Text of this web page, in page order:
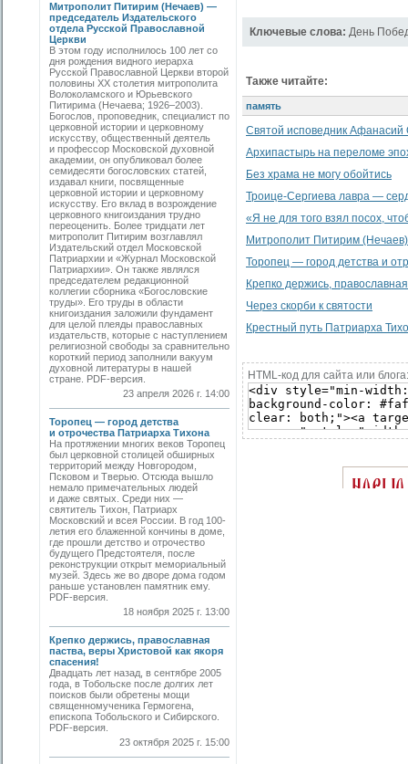
Митрополит Питирим (Нечаев) —
председатель Издательского
отдела Русской Православной
Церкви
В этом году исполнилось 100 лет со
дня рождения видного иерарха
Русской Православной Церкви второй
половины XX столетия митрополита
Волоколамского и Юрьевского
Питирима (Нечаева; 1926–2003).
Богослов, проповедник, специалист по
церковной истории и церковному
искусству, общественный деятель
и профессор Московской духовной
академии, он опубликовал более
семидесяти богословских статей,
издавал книги, посвященные
церковной истории и церковному
искусству. Его вклад в возрождение
церковного книгоиздания трудно
переоценить. Более тридцати лет
митрополит Питирим возглавлял
Издательский отдел Московской
Патриархии и «Журнал Московской
Патриархии». Он также являлся
председателем редакционной
коллегии сборника «Богословские
труды». Его труды в области
книгоиздания заложили фундамент
для целой плеяды православных
издательств, которые с наступлением
религиозной свободы за сравнительно
короткий период заполнили вакуум
духовной литературы в нашей
стране. PDF-версия.
23 апреля 2026 г. 14:00
Торопец — город детства
и отрочества Патриарха Тихона
На протяжении многих веков Торопец
был церковной столицей обширных
территорий между Новгородом,
Псковом и Тверью. Отсюда вышло
немало примечательных людей
и даже святых. Среди них —
святитель Тихон, Патриарх
Московский и всея России. В год 100-
летия его блаженной кончины в доме,
где прошли детство и отрочество
будущего Предстоятеля, после
реконструкции открыт мемориальный
музей. Здесь же во дворе дома годом
раньше установлен памятник ему.
PDF-версия.
18 ноября 2025 г. 13:00
Крепко держись, православная
паства, веры Христовой как якоря
спасения!
Двадцать лет назад, в сентябре 2005
года, в Тобольске после долгих лет
поисков были обретены мощи
священномученика Гермогена,
епископа Тобольского и Сибирского.
PDF-версия.
23 октября 2025 г. 15:00
Ключевые слова: День
Также читайте:
память
Святой исповедник Афанасий
Архипастырь на переломе
Без храма не могу обойтись
Троице-Сергиева лавра —
«Я не для того взял посох,
Митрополит Питирим
Торопец — город детства и
Крепко держись,
Через скорби к святости
Крестный путь Патриарха
HTML-код для сайта или блога: